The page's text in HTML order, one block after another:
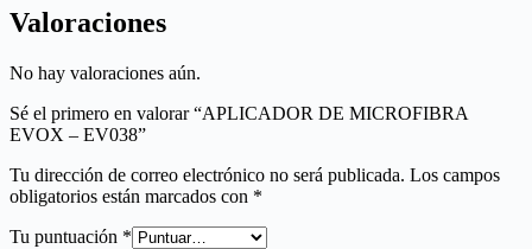
Valoraciones
No hay valoraciones aún.
Sé el primero en valorar “APLICADOR DE MICROFIBRA
EVOX – EV038”
Tu dirección de correo electrónico no será publicada. Los campos
obligatorios están marcados con *
Tu puntuación *